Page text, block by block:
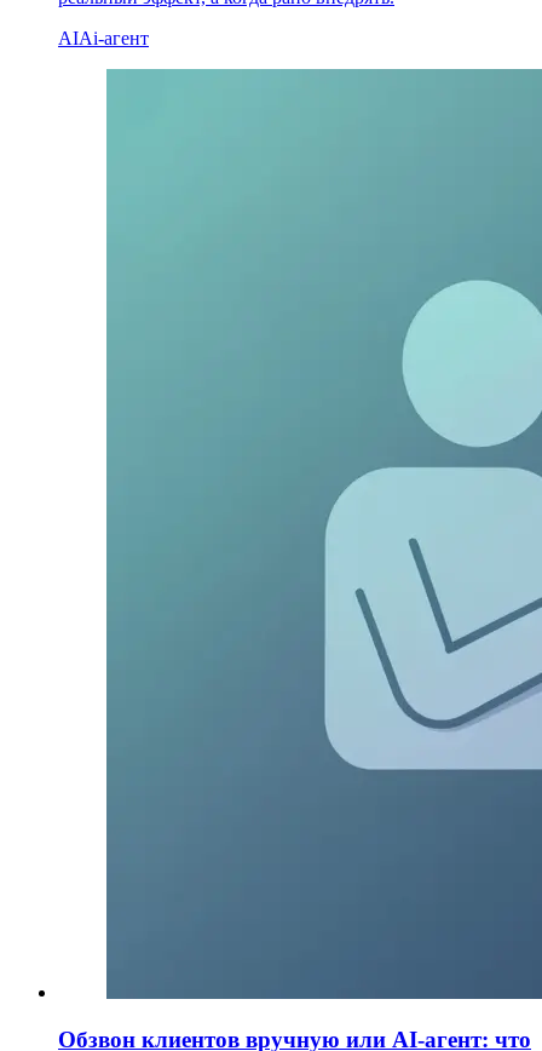
AIAi-агент
Обзвон клиентов вручную или AI-агент: что